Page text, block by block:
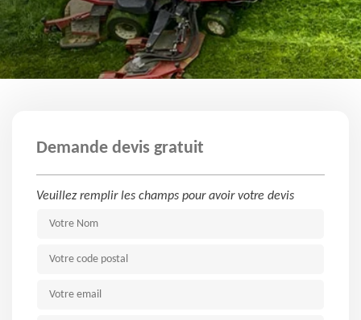
Demande devis gratuit
Veuillez remplir les champs pour avoir votre devis